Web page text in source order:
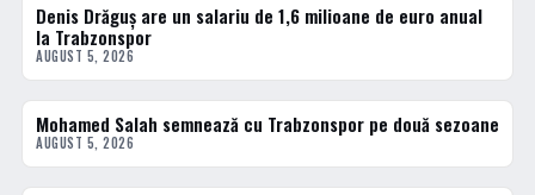
1 · TOP
Denis Drăguș are un salariu de 1,6 milioane de euro anual
la Trabzonspor
AUGUST 5, 2026
2 · TOP
Mohamed Salah semnează cu Trabzonspor pe două sezoane
AUGUST 5, 2026